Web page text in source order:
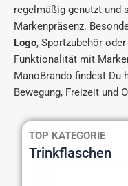
regelmäßig genutzt und
Markenpräsenz.
Logo, Sportzubehör
Funktionalität mit
ManoBrando findest Du
Bewegung, Freizeit und
TOP KATEGORIE
Trinkflaschen